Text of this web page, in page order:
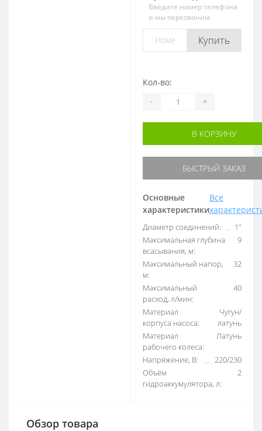
Введите номер телефона
и мы перезвоним
Купить
Основные
характеристики
Все
Диаметр соединений:
1"
Максимальная глубина
всасывания, м:
9
Максимальный напор,
м:
32
Максимальный
расход, л/мин:
40
Материал
корпуса насоса:
Чугун/
латунь
Материал
рабочего колеса:
Латунь
Напряжение, В:
220/230
Объём
гидроаккумулятора, л:
2
Кол-во:
- +
В КОРЗИНУ
БЫСТРЫЙ ЗАКАЗ
Обзор товара